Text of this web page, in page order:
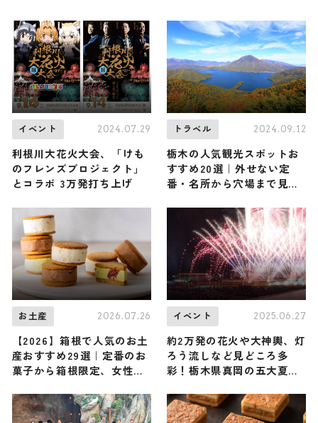
イベント 2024.07.29
利根川大花火大会、「けも
のフレンズプロジェクト」
とコラボ 3万発打ち上げ
トラベル 2024.09.12
栃木の人気観光スポットお
すすめ20選｜外せない定
番・名所から穴場まで見ど
お土産 2026.07.26
【2026】箱根で人気のお土
産おすすめ29選｜定番のお
菓子から箱根限定、女性向
イベント 2025.06.27
約2万発の花火や大神輿、灯
ろう流しなど見どころ多
彩！栃木県真岡の五大夏祭
タート